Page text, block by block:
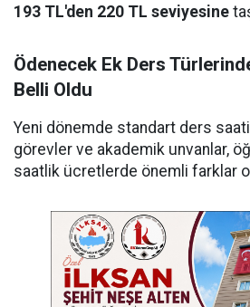
193 TL'den 220 TL seviyesine
Ödenecek Ek Ders
Belli Oldu
Yeni dönemde standart ders saati
görevler ve akademik unvanlar,
saatlik ücretlerde önemli farklar